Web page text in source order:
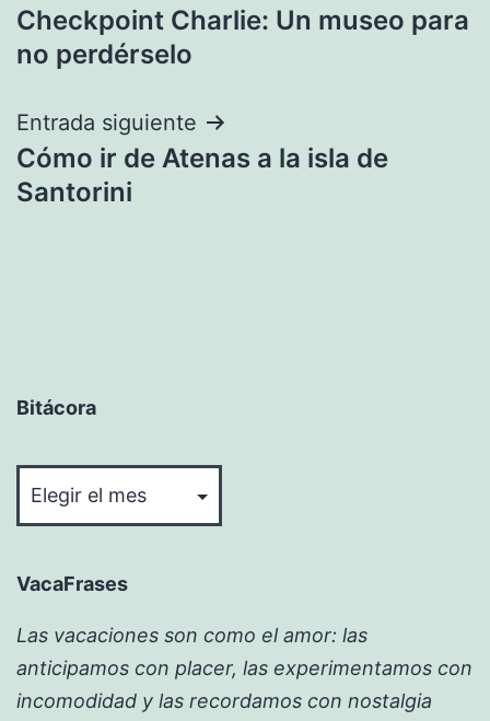
de
Checkpoint Charlie: Un museo para
no perdérselo
Entrada siguiente
Cómo ir de Atenas a la isla de
Santorini
Bitácora
VacaFrases
Las vacaciones son como el amor: las
anticipamos con placer, las experimentamos con
incomodidad y las recordamos con nostalgia